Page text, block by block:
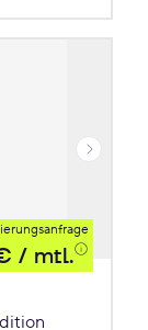
/ mtl.